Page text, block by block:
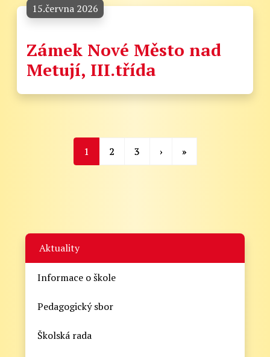
15.června 2026
Zámek Nové Město nad
Metují, III.třída
1 2 3 › »
Aktuality
Informace o škole
Pedagogický sbor
Školská rada